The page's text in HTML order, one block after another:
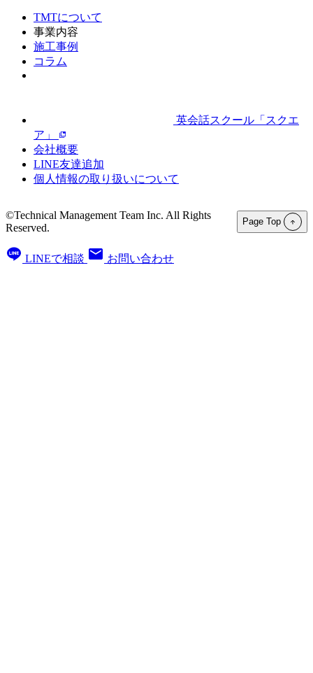
TMTについて
事業内容
施工事例
コラム
英会話スクール「スクエ
ア」
会社概要
LINE友達追加
個人情報の取り扱いについて
©Technical Management Team Inc. All Rights
Reserved.
Page Top
LINEで相談 お問い合わせ